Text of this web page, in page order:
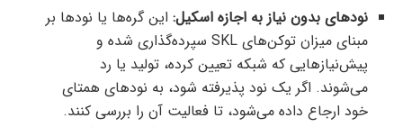
نودهای بدون نیاز به اجازه اسکیل: این گره‌ها یا نودها بر
مبنای میزان توکن‌های SKL سپرده‌گذاری شده و
پیش‌نیازهایی که شبکه تعیین کرده، تولید یا رد
می‌شوند. اگر یک نود پذیرفته شود، به نودهای همتای
خود ارجاع داده می‌شود، تا فعالیت آن را بررسی کنند.